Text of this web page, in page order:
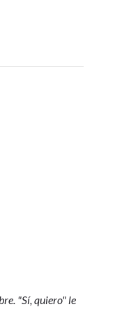
"Sí, quiero" le